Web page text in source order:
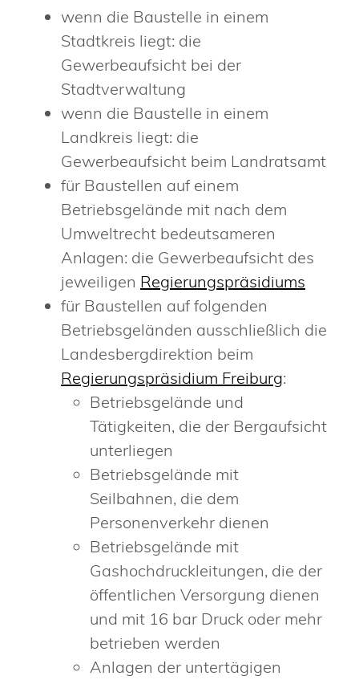
wenn die Baustelle in einem
Stadtkreis liegt: die
Gewerbeaufsicht bei der
Stadtverwaltung
wenn die Baustelle in einem
Landkreis liegt: die
Gewerbeaufsicht beim Landratsamt
für Baustellen auf einem
Betriebsgelände mit nach dem
Umweltrecht bedeutsameren
Anlagen: die Gewerbeaufsicht des
jeweiligen Regierungspräsidiums
für Baustellen auf folgenden
Betriebsgeländen ausschließlich die
Landesbergdirektion beim
Regierungspräsidium Freiburg:
Betriebsgelände und
Tätigkeiten, die der Bergaufsicht
unterliegen
Betriebsgelände mit
Seilbahnen, die dem
Personenverkehr dienen
Betriebsgelände mit
Gashochdruckleitungen, die der
öffentlichen Versorgung dienen
und mit 16 bar Druck oder mehr
betrieben werden
Anlagen der untertägigen